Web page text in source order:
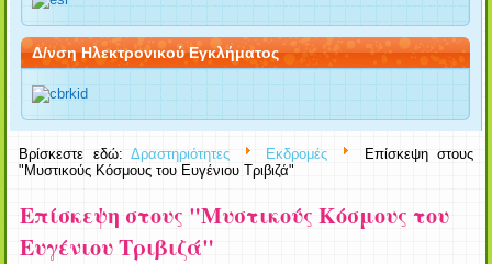
Δ/νση Ηλεκτρονικού Εγκλήματος
Βρίσκεστε εδώ: Δραστηριότητες Εκδρομές
Επίσκεψη στους
"Μυστικούς Κόσμους του Ευγένιου Τριβιζά"
Επίσκεψη στους "Μυστικούς Κόσμους του
Ευγένιου Τριβιζά"